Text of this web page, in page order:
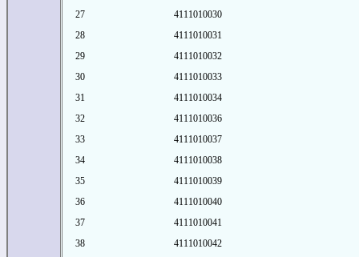
27
4111010030
28
4111010031
29
4111010032
30
4111010033
31
4111010034
32
4111010036
33
4111010037
34
4111010038
35
4111010039
36
4111010040
37
4111010041
38
4111010042